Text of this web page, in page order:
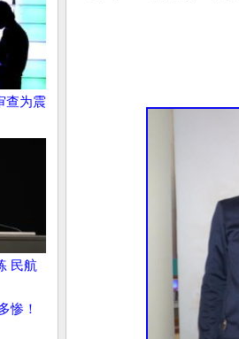
查为震
民航
惨！